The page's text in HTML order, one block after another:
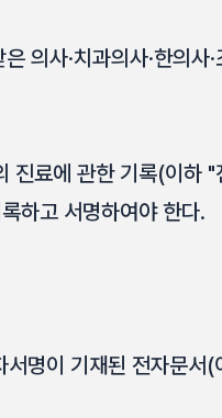
의사·치과의사·한의사
진료에 관한 기록(이하
하고 서명하여야 한다.
명이 기재된 전자문서